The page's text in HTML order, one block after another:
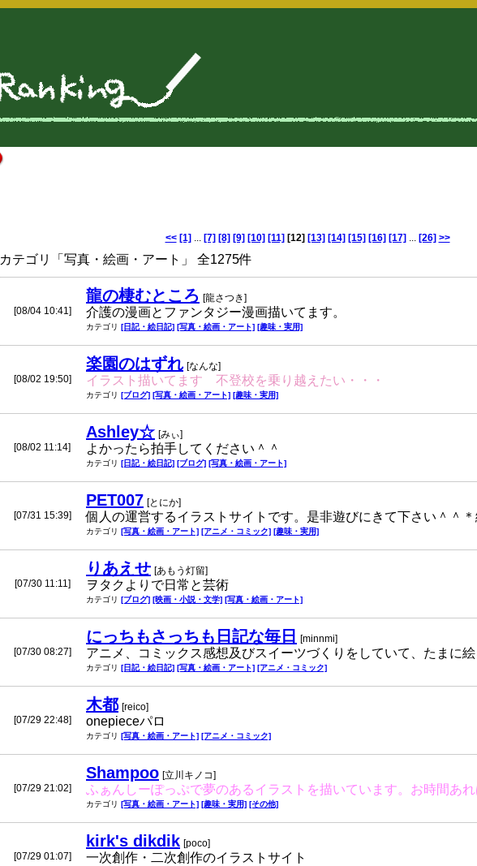
<< [1] ... [7] [8] [9] [10] [11] [12] [13] [14] [15] [16] [17] ... [26] >>
カテゴリ「写真・絵画・アート」 全1275件
[08/04 10:41]
龍の棲むところ [龍さつき]
介護の漫画とファンタジー漫画描いてます。
カテゴリ [日記・絵日記] [写真・絵画・アート] [趣味・実用]
[08/02 19:50]
楽園のはずれ [なんな]
イラスト描いてます 不登校を乗り越えたい・・・
カテゴリ [ブログ] [写真・絵画・アート] [趣味・実用]
[08/02 11:14]
Ashley☆ [みぃ]
よかったら拍手してください＾＾
カテゴリ [日記・絵日記] [ブログ] [写真・絵画・アート]
[07/31 15:39]
PET007 [とにか]
個人の運営するイラストサイトです。是非遊びにきて下さい＾＾
カテゴリ [写真・絵画・アート] [アニメ・コミック] [趣味・実用]
[07/30 11:11]
りあえせ [あもう灯留]
ヲタクよりで日常と芸術
カテゴリ [ブログ] [映画・小説・文学] [写真・絵画・アート]
[07/30 08:27]
にっちもさっちも日記な毎日 [minnmi]
アニメ、コミックス感想及びスイーツづくりをしていて、たまに
カテゴリ [日記・絵日記] [写真・絵画・アート] [アニメ・コミック]
[07/29 22:48]
木都 [reico]
onepieceパロ
カテゴリ [写真・絵画・アート] [アニメ・コミック]
[07/29 21:02]
Shampoo [立川キノコ]
ふぁんしーぽっぷで夢のあるイラストを描いています。お時間あれ
カテゴリ [写真・絵画・アート] [趣味・実用] [その他]
[07/29 01:07]
kirk's dikdik [poco]
一次創作・二次創作のイラストサイト